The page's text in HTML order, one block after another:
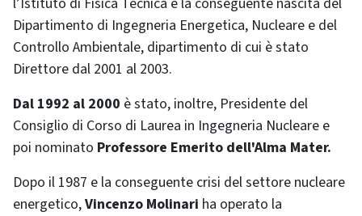
Dipartimento di Ingegneria Energetica, Nucleare e del
Controllo Ambientale, dipartimento di cui è stato
Direttore dal 2001 al 2003.
Dal 1992 al 2000 è stato, inoltre, Presidente del
Consiglio di Corso di Laurea in Ingegneria Nucleare e
poi nominato Professore Emerito dell'Alma Mater.
Dopo il 1987 e la conseguente crisi del settore nucleare
energetico,Vincenzo Molinari ha operato la